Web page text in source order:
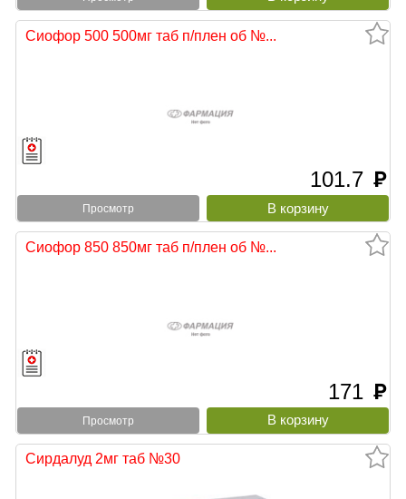
Сиофор 500 500мг таб п/плен об №...
101.7 руб
Просмотр
Сиофор 850 850мг таб п/плен об №...
171 руб
Просмотр
Сирдалуд 2мг таб №30